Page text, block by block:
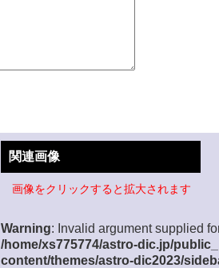
関連画像
画像をクリックすると拡大されます
Warning: Invalid argument supplied
/home/xs775774/astro-dic.jp/
content/themes/astro-dic2023/